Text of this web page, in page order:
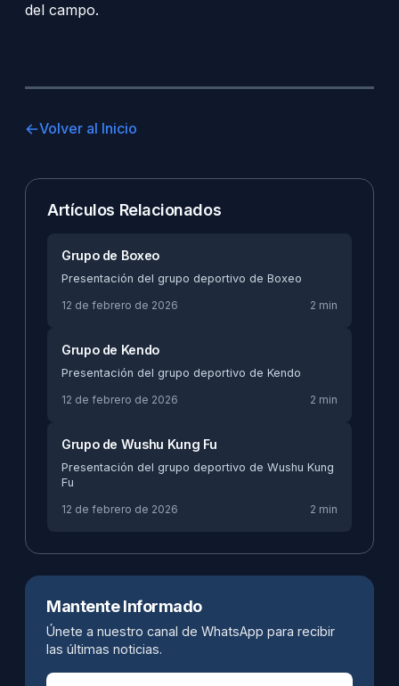
del campo.
Volver al Inicio
Artículos Relacionados
Grupo de Boxeo
Presentación del grupo deportivo de Boxeo
12 de febrero de 2026
2 min
Grupo de Kendo
Presentación del grupo deportivo de Kendo
12 de febrero de 2026
2 min
Grupo de Wushu Kung Fu
Presentación del grupo deportivo de Wushu Kung
Fu
12 de febrero de 2026
2 min
Mantente Informado
Únete a nuestro canal de WhatsApp para recibir
las últimas noticias.